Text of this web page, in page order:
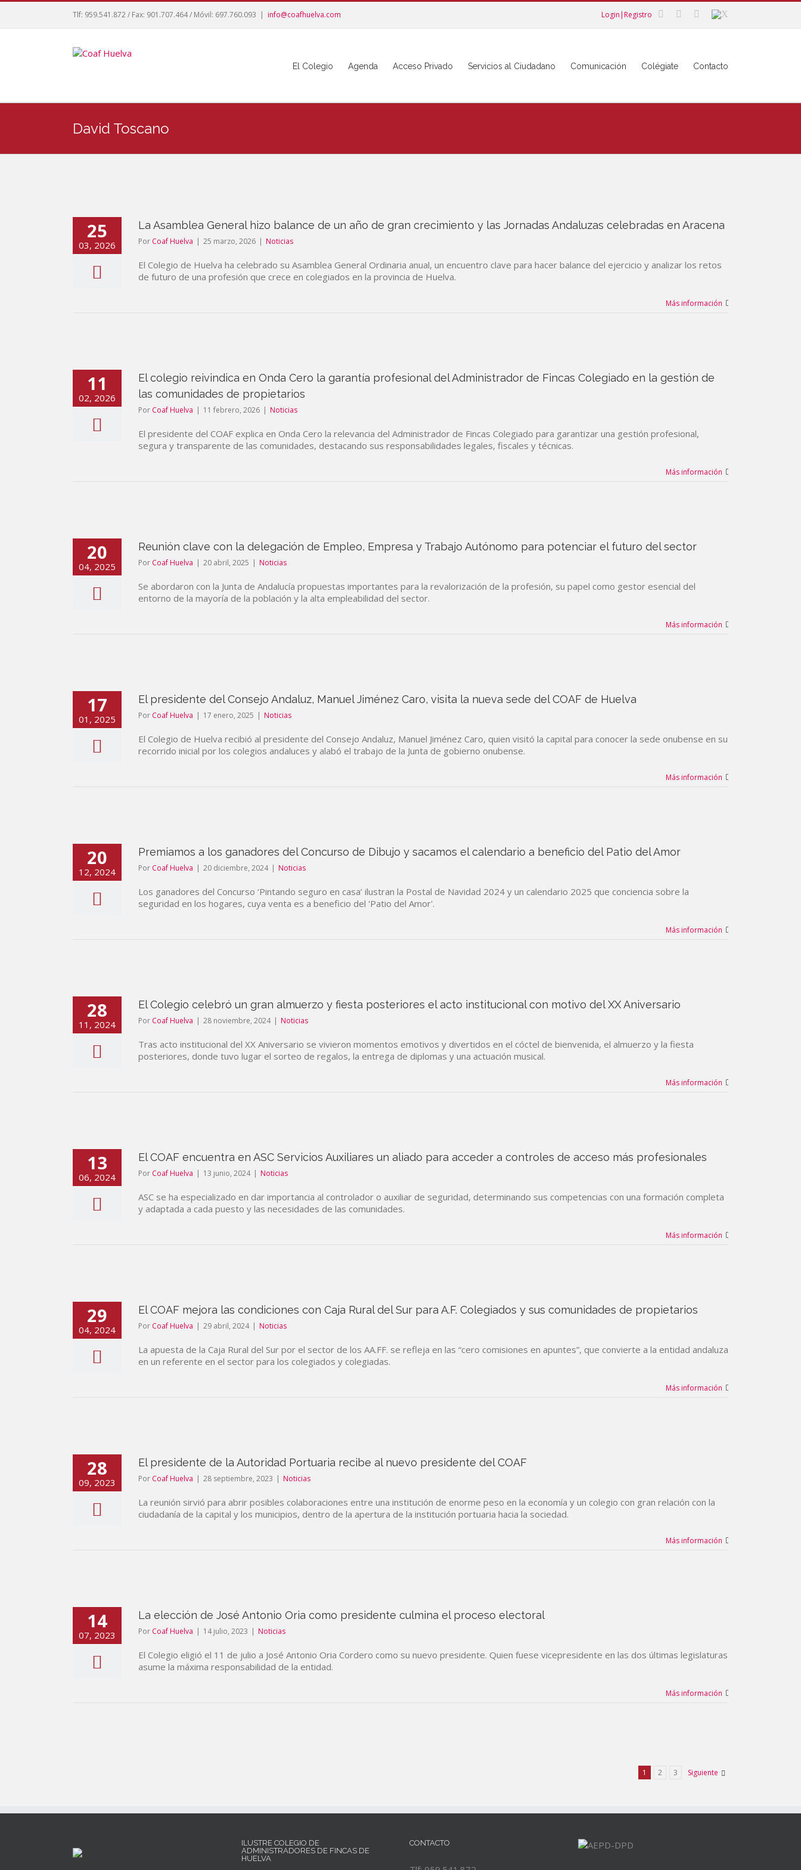
Tlf: 959.541.872 / Fax: 901.707.464 / Móvil: 697.760.093 | info@coafhuelva.com Login|Registro
El Colegio Agenda Acceso Privado Servicios al Ciudadano Comunicación Colégiate Contacto
David Toscano
25
03, 2026
La Asamblea General hizo balance de un año de gran crecimiento y las Jornadas Andaluzas celebradas en Aracena
Por Coaf Huelva | 25 marzo, 2026 | Noticias
El Colegio de Huelva ha celebrado su Asamblea General Ordinaria anual, un encuentro clave para hacer balance del ejercicio y analizar los retos
de futuro de una profesión que crece en colegiados en la provincia de Huelva.
Más información
11
02, 2026
El colegio reivindica en Onda Cero la garantía profesional del Administrador de Fincas Colegiado en la gestión de
las comunidades de propietarios
Por Coaf Huelva | 11 febrero, 2026 | Noticias
El presidente del COAF explica en Onda Cero la relevancia del Administrador de Fincas Colegiado para garantizar una gestión profesional,
segura y transparente de las comunidades, destacando sus responsabilidades legales, fiscales y técnicas.
Más información
20
04, 2025
Reunión clave con la delegación de Empleo, Empresa y Trabajo Autónomo para potenciar el futuro del sector
Por Coaf Huelva | 20 abril, 2025 | Noticias
Se abordaron con la Junta de Andalucía propuestas importantes para la revalorización de la profesión, su papel como gestor esencial del
entorno de la mayoría de la población y la alta empleabilidad del sector.
Más información
17
01, 2025
El presidente del Consejo Andaluz, Manuel Jiménez Caro, visita la nueva sede del COAF de Huelva
Por Coaf Huelva | 17 enero, 2025 | Noticias
El Colegio de Huelva recibió al presidente del Consejo Andaluz, Manuel Jiménez Caro, quien visitó la capital para conocer la sede onubense en su
recorrido inicial por los colegios andaluces y alabó el trabajo de la Junta de gobierno onubense.
Más información
20
12, 2024
Premiamos a los ganadores del Concurso de Dibujo y sacamos el calendario a beneficio del Patio del Amor
Por Coaf Huelva | 20 diciembre, 2024 | Noticias
Los ganadores del Concurso ‘Pintando seguro en casa’ ilustran la Postal de Navidad 2024 y un calendario 2025 que conciencia sobre la
seguridad en los hogares, cuya venta es a beneficio del 'Patio del Amor'.
Más información
28
11, 2024
El Colegio celebró un gran almuerzo y fiesta posteriores el acto institucional con motivo del XX Aniversario
Por Coaf Huelva | 28 noviembre, 2024 | Noticias
Tras acto institucional del XX Aniversario se vivieron momentos emotivos y divertidos en el cóctel de bienvenida, el almuerzo y la fiesta
posteriores, donde tuvo lugar el sorteo de regalos, la entrega de diplomas y una actuación musical.
Más información
13
06, 2024
El COAF encuentra en ASC Servicios Auxiliares un aliado para acceder a controles de acceso más profesionales
Por Coaf Huelva | 13 junio, 2024 | Noticias
ASC se ha especializado en dar importancia al controlador o auxiliar de seguridad, determinando sus competencias con una formación completa
y adaptada a cada puesto y las necesidades de las comunidades.
Más información
29
04, 2024
El COAF mejora las condiciones con Caja Rural del Sur para A.F. Colegiados y sus comunidades de propietarios
Por Coaf Huelva | 29 abril, 2024 | Noticias
La apuesta de la Caja Rural del Sur por el sector de los AA.FF. se refleja en las “cero comisiones en apuntes”, que convierte a la entidad andaluza
en un referente en el sector para los colegiados y colegiadas.
Más información
28
09, 2023
El presidente de la Autoridad Portuaria recibe al nuevo presidente del COAF
Por Coaf Huelva | 28 septiembre, 2023 | Noticias
La reunión sirvió para abrir posibles colaboraciones entre una institución de enorme peso en la economía y un colegio con gran relación con la
ciudadanía de la capital y los municipios, dentro de la apertura de la institución portuaria hacia la sociedad.
Más información
14
07, 2023
La elección de José Antonio Oria como presidente culmina el proceso electoral
Por Coaf Huelva | 14 julio, 2023 | Noticias
El Colegio eligió el 11 de julio a José Antonio Oria Cordero como su nuevo presidente. Quien fuese vicepresidente en las dos últimas legislaturas
asume la máxima responsabilidad de la entidad.
Más información
1 2 3 Siguiente
ILUSTRE COLEGIO DE
ADMINISTRADORES DE FINCAS DE
HUELVA
CONTACTO